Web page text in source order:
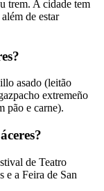
trem. A cidade tem
de estar
asado (leitão
extremeño
pão e carne).
de Teatro
e a Feira de San